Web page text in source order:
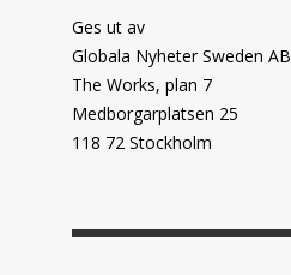
Ges ut av
Globala Nyheter Sweden AB
The Works, plan 7
Medborgarplatsen 25
118 72 Stockholm